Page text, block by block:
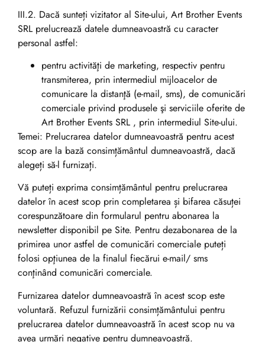
III.2. Dacă sunteți vizitator al Site-ului, Art Brother Events
SRL prelucrează datele dumneavoastră cu caracter
personal astfel:
pentru activităţi de marketing, respectiv pentru
transmiterea, prin intermediul mijloacelor de
comunicare la distanţă (e-mail, sms), de comunicări
comerciale privind produsele şi serviciile oferite de
Art Brother Events SRL , prin intermediul Site-ului.
Temei: Prelucrarea datelor dumneavoastră pentru acest
scop are la bază consimțământul dumneavoastră, dacă
alegeți să-l furnizați.
Vă puteți exprima consimțământul pentru prelucrarea
datelor în acest scop prin completarea și bifarea căsuței
corespunzătoare din formularul pentru abonarea la
newsletter disponibil pe Site. Pentru dezabonarea de la
primirea unor astfel de comunicări comerciale puteți
folosi opţiunea de la finalul fiecărui e-mail/ sms
conţinând comunicări comerciale.
Furnizarea datelor dumneavoastră în acest scop este
voluntară. Refuzul furnizării consimțământului pentru
prelucrarea datelor dumneavoastră în acest scop nu va
avea urmări negative pentru dumneavoastră.